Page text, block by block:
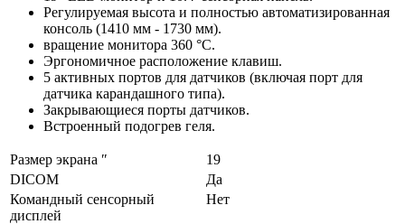
Регулируемая высота и полностью автоматизированная
консоль (1410 мм - 1730 мм).
вращение монитора 360 °C.
Эргономичное расположение клавиш.
5 активных портов для датчиков (включая порт для
датчика карандашного типа).
Закрывающиеся порты датчиков.
Встроенный подогрев геля.
Размер экрана ″
19
DICOM
Да
Командный сенсорный
дисплей
Нет